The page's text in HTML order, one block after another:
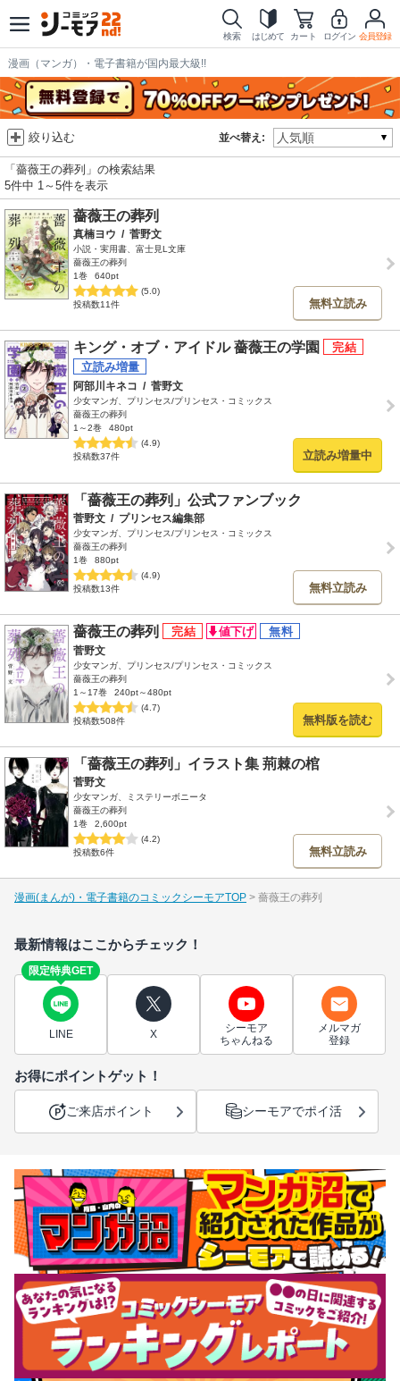
検索 はじめて カート ログイン 会員登録
漫画（マンガ）・電子書籍が国内最大級!!
並べ替え:
絞り込む
「薔薇王の葬列」の検索結果
5件中 1～5件を表示
薔薇王の葬列
真楠ヨウ / 菅野文
小説・実用書、富士見L文庫
薔薇王の葬列
1巻
640pt
(5.0)
投稿数11件
無料立読み
キング・オブ・アイドル 薔薇王の学園
阿部川キネコ / 菅野文
少女マンガ、プリンセス/プリンセス・コミックス
薔薇王の葬列
1～2巻
480pt
(4.9)
投稿数37件
立読み増量中
「薔薇王の葬列」公式ファンブック
菅野文 / プリンセス編集部
少女マンガ、プリンセス/プリンセス・コミックス
薔薇王の葬列
1巻
880pt
(4.9)
投稿数13件
無料立読み
薔薇王の葬列
菅野文
少女マンガ、プリンセス/プリンセス・コミックス
薔薇王の葬列
1～17巻
240pt～480pt
(4.7)
投稿数508件
無料版を読む
「薔薇王の葬列」イラスト集 荊棘の棺
菅野文
少女マンガ、ミステリーボニータ
薔薇王の葬列
1巻
2,600pt
(4.2)
投稿数6件
無料立読み
漫画(まんが)・電子書籍のコミックシーモアTOP 薔薇王の葬列
最新情報はここからチェック！
限定特典GET
LINE X
シーモア
ちゃんねる
メルマガ
登録
お得にポイントゲット！
ご来店ポイント シーモアでポイ活